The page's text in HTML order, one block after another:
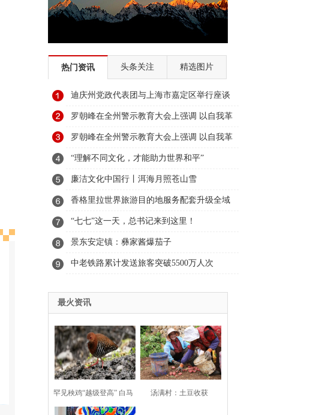
热门资讯 头条关注 精选图片
迪庆州党政代表团与上海市嘉定区举行座谈
罗朝峰在全州警示教育大会上强调 以自我革
命精神坚定不移推进党的作风建设 推动中国
式现代化迪庆实践取得新成效
罗朝峰在全州警示教育大会上强调 以自我革
命精神坚定不移推进党的作风建设 推动中国
式现代化迪庆实践取得新成效
“理解不同文化，才能助力世界和平”
廉洁文化中国行丨洱海月照苍山雪
香格里拉世界旅游目的地服务配套升级全域
观光文旅项目（ 一期 ）开工
“七七”这一天，总书记来到这里！
景东安定镇：彝家酱爆茄子
中老铁路累计发送旅客突破5500万人次
最火资讯
罕见秧鸡“越级登高” 白马 汤满村：土豆收获